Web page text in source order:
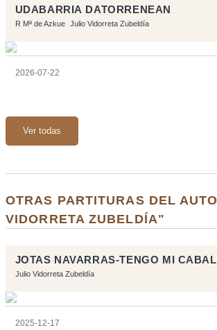
UDABARRIA DATORRENEAN
R Mª de Azkue Julio Vidorreta Zubeldía
2026-07-22
Ver todas
OTRAS PARTITURAS DEL
VIDORRETA ZUBELDÍA"
JOTAS NAVARRAS-TENGO MI
Julio Vidorreta Zubeldía
2025-12-17